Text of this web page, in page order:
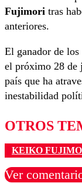
Fujimori tras
anteriores.
El ganador de
el próximo 28 de
país que ha
inestabilidad
OTROS
KEIKO
Ver